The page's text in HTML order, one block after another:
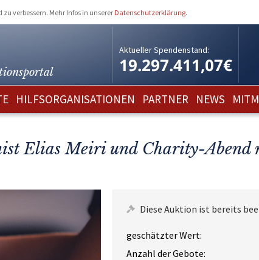
verbessern. Mehr Infos in unserer Datenschutzerklärung.
Aktueller Spendenstand:
19.297.411,07€
HILFSORGANISATIONEN PARTNER NEWS
Elias Meiri und Charity-Abend
Diese Auktion ist bereits
geschätzter Wert:
Anzahl der Gebote: